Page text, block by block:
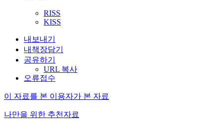
RISS
KISS
내보내기
내책장담기
공유하기
URL 복사
오류접수
이 자료를 본 이용자가 본 자료
나만을 위한 추천자료